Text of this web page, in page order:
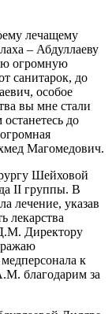
лечащему
– Абдуллаеву
огромную
санитарок, до
особое
вы мне стали
до
Магомедович.
Шейховой
II группы. В
лечение, указав
лекарства
Директору
к
благодарим за